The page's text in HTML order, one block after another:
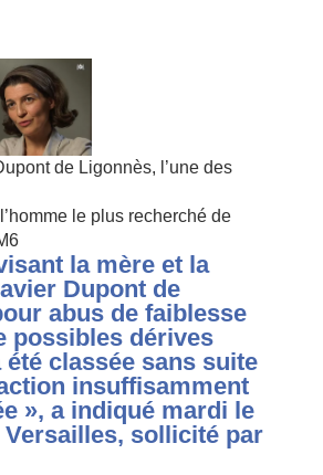
de Ligonnès, l’une des
le plus recherché de
la mère et la
Dupont de
abus de faiblesse
possibles dérives
été classée sans suite
insuffisamment
», a indiqué mardi le
Versailles, sollicité par